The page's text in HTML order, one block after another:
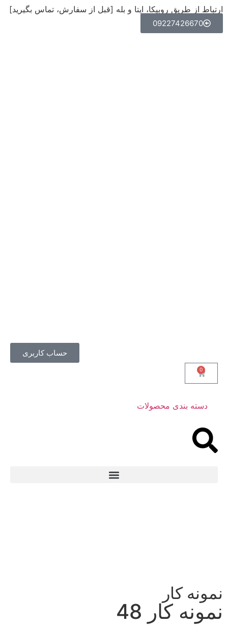
ارتباط از طریق روبیکا، ایتا و بله [قبل از سفارش، تماس بگیرید]
09227426670
حساب کاربری
0
دسته بندی محصولات
نمونه کار
نمونه کار 48